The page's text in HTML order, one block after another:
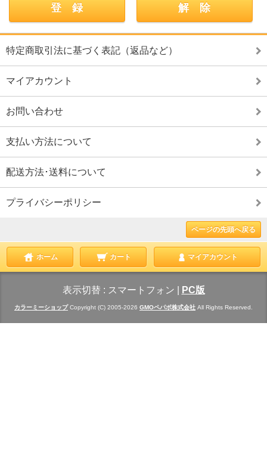
特定商取引法に基づく表記（返品など）
マイアカウント
お問い合わせ
支払い方法について
配送方法･送料について
プライバシーポリシー
ページの先頭へ戻る
ホーム カート マイアカウント
表示切替 : スマートフォン PC版
カラーミーショップCopyright (C) 2005-2026 GMOペパボ株式会社 All Rights Reserved.